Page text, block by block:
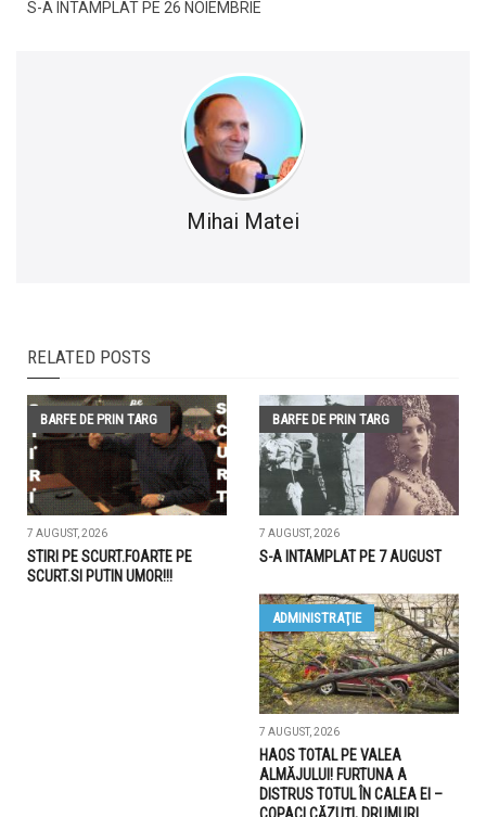
S-A INTAMPLAT PE 26 NOIEMBRIE
Mihai Matei
RELATED POSTS
BARFE DE PRIN TARG
7 AUGUST, 2026
STIRI PE SCURT.FOARTE PE
SCURT.SI PUTIN UMOR!!!
BARFE DE PRIN TARG
7 AUGUST, 2026
S-A INTAMPLAT PE 7 AUGUST
ADMINISTRAŢIE
7 AUGUST, 2026
HAOS TOTAL PE VALEA
ALMĂJULUI! FURTUNA A
DISTRUS TOTUL ÎN CALEA EI –